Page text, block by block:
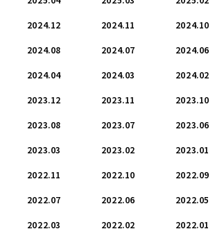
2024.12 2024.11 2024.10
2024.08 2024.07 2024.06
2024.04 2024.03 2024.02
2023.12 2023.11 2023.10
2023.08 2023.07 2023.06
2023.03 2023.02 2023.01
2022.11 2022.10 2022.09
2022.07 2022.06 2022.05
2022.03 2022.02 2022.01